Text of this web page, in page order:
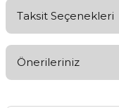
Taksit Seçenekleri
Önerileriniz